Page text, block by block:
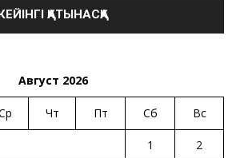
Август 2026
Чт Пт Сб Вс
1
2